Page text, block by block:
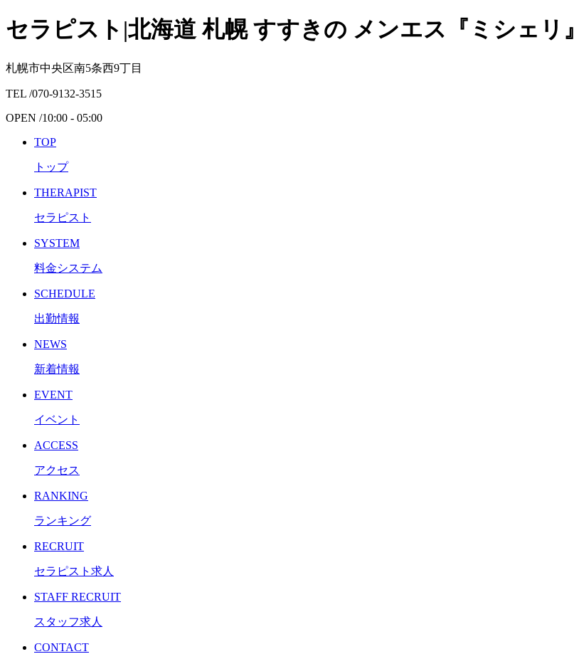
セラピスト|北海道 札幌 すすきの メンエス『ミシェリ』
札幌市中央区南5条西9丁目
TEL /070-9132-3515
OPEN /10:00 - 05:00
TOP
トップ
THERAPIST
セラピスト
SYSTEM
料金システム
SCHEDULE
出勤情報
NEWS
新着情報
EVENT
イベント
ACCESS
アクセス
RANKING
ランキング
RECRUIT
セラピスト求人
STAFF RECRUIT
スタッフ求人
CONTACT